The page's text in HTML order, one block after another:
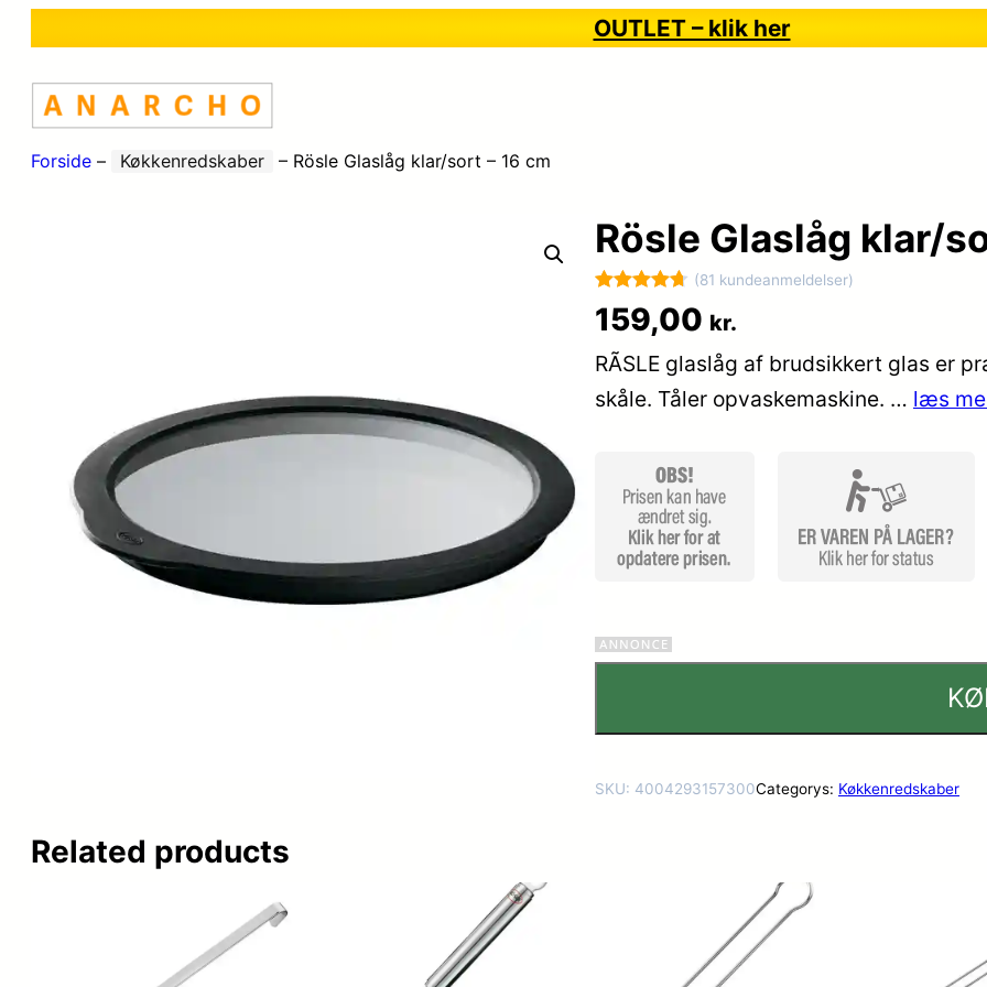
OUTLET – klik her
Forside – Køkkenredskaber – Rösle Glaslåg klar/sort – 16 cm
Rösle Glaslåg klar/
Bedømt
som4.7
ud af 5
baseret på
81
(81 kundeanmeldelser)
159,00 kr.
RÃSLE glaslåg af brudsikkert glas er
skåle. Tåler opvaskemaskine. … læs
SKU: 4004293157300Categorys: Køkkenredskaber
Related products